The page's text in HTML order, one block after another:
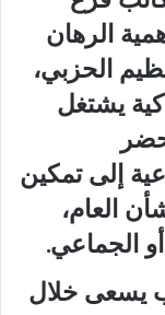
الرهان
الحزبي،
يشتغل
إلى تمكين
العام،
الجماعي.
يسعى خلال